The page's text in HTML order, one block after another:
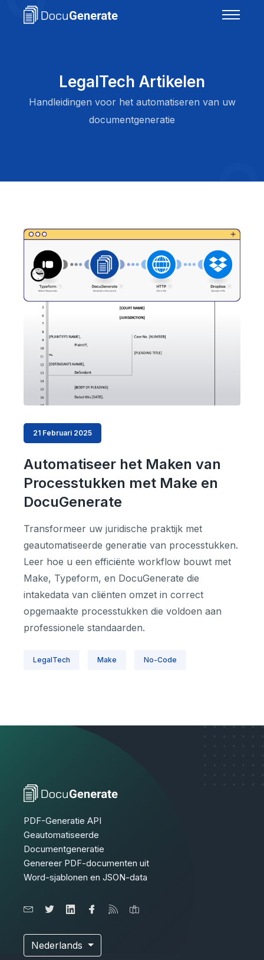
LegalTech Artikelen
Handleidingen voor het automatiseren van uw
documentgeneratie
21 Februari 2025
Automatiseer het Maken van
Processtukken met Make en
DocuGenerate
Transformeer uw juridische praktijk met
geautomatiseerde generatie van processtukken.
Leer hoe u een efficiënte workflow bouwt met
Make, Typeform, en DocuGenerate die
intakedata van cliënten omzet in correct
opgemaakte processtukken die voldoen aan
professionele standaarden.
LegalTech Make No-Code
PDF-Generatie API
Geautomatiseerde
Documentgeneratie
Genereer PDF-documenten uit
Word-sjablonen en JSON-data
Nederlands